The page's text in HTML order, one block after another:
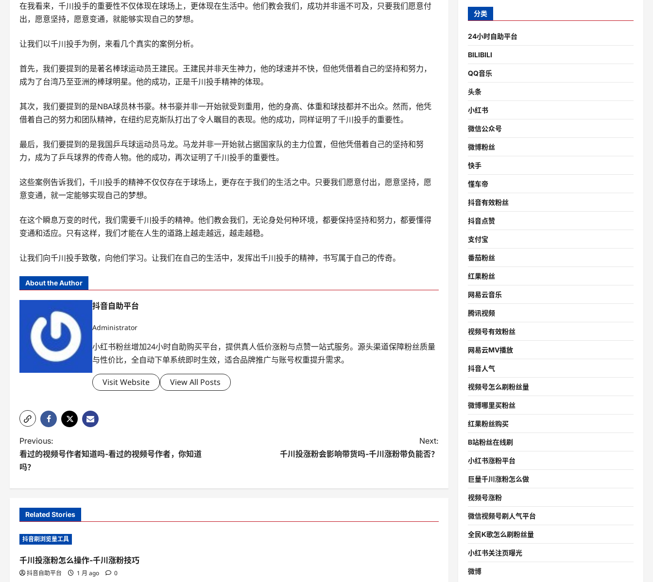
在我看来，千川投手的重要性不仅体现在球场上，更体现在生活中。他们教会我们，成功并非遥不可及，只要我们愿意付
出，愿意坚持，愿意变通，就能够实现自己的梦想。
让我们以千川投手为例，来看几个真实的案例分析。
首先，我们要提到的是著名棒球运动员王建民。王建民并非天生神力，他的球速并不快，但他凭借着自己的坚持和努力，
成为了台湾乃至亚洲的棒球明星。他的成功，正是千川投手精神的体现。
其次，我们要提到的是NBA球员林书豪。林书豪并非一开始就受到重用，他的身高、体重和球技都并不出众。然而，他凭
借着自己的努力和团队精神，在纽约尼克斯队打出了令人瞩目的表现。他的成功，同样证明了千川投手的重要性。
最后，我们要提到的是我国乒乓球运动员马龙。马龙并非一开始就占据国家队的主力位置，但他凭借着自己的坚持和努
力，成为了乒乓球界的传奇人物。他的成功，再次证明了千川投手的重要性。
这些案例告诉我们，千川投手的精神不仅仅存在于球场上，更存在于我们的生活之中。只要我们愿意付出，愿意坚持，愿
意变通，就一定能够实现自己的梦想。
在这个瞬息万变的时代，我们需要千川投手的精神。他们教会我们，无论身处何种环境，都要保持坚持和努力，都要懂得
变通和适应。只有这样，我们才能在人生的道路上越走越远，越走越稳。
让我们向千川投手致敬，向他们学习。让我们在自己的生活中，发挥出千川投手的精神，书写属于自己的传奇。
About the Author
抖音自助平台
Administrator
小红书粉丝增加24小时自助购买平台，提供真人低价涨粉与点赞一站式服务。源头渠道保障粉丝质量
与性价比，全自动下单系统即时生效，适合品牌推广与账号权重提升需求。
Visit Website View All Posts
P
o
n
v
i
Previous:
看过的视频号作者知道吗-看过的视频号作者，你知道
吗？
Next:
千川投涨粉会影响带货吗-千川涨粉带负能否？
Related Stories
抖音刷浏览量工具
千川投涨粉怎么操作-千川涨粉技巧
抖音自助平台 1 月 ago 0
分类
24小时自助平台
BILIBILI
QQ音乐
头条
小红书
微信公众号
微博粉丝
快手
懂车帝
抖音有效粉丝
抖音点赞
支付宝
番茄粉丝
红果粉丝
网易云音乐
腾讯视频
视频号有效粉丝
网易云MV播放
抖音人气
视频号怎么刷粉丝量
微博哪里买粉丝
红果粉丝购买
B站粉丝在线刷
小红书涨粉平台
巨量千川涨粉怎么做
视频号涨粉
微信视频号刷人气平台
全民K歌怎么刷粉丝量
小红书关注页曝光
微博